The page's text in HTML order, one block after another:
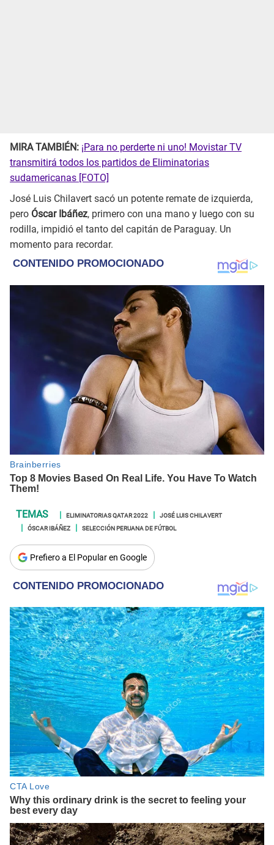
MIRA TAMBIÉN: ¡Para no perderte ni uno! Movistar TV
transmitirá todos los partidos de Eliminatorias
sudamericanas [FOTO]
José Luis Chilavert sacó un potente remate de izquierda,
pero Óscar Ibáñez, primero con una mano y luego con su
rodilla, impidió el tanto del capitán de Paraguay. Un
momento para recordar.
ELIMINATORIAS QATAR 2022
JOSÉ LUIS CHILAVERT
ÓSCAR IBÁÑEZ
SELECCIÓN PERUANA DE FÚTBOL
Prefiero a El Popular en Google